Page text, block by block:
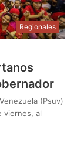
Regionales
(Psuv)
viernes, al